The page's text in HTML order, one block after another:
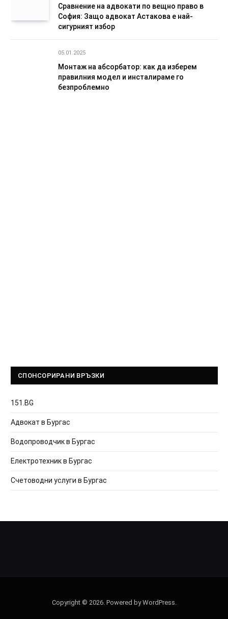
Сравнение на адвокати по вещно право в
София: Защо адвокат Астакова е най-
сигурният избор
05.01.2025
Монтаж на абсорбатор: как да изберем
правилния модел и инсталираме го
безпроблемно
СПОНСОРИРАНИ ВРЪЗКИ
151.BG
Адвокат в Бургас
Водопроводчик в Бургас
Електротехник в Бургас
Счетоводни услуги в Бургас
Copyright © 2026. Powered by WordPress.